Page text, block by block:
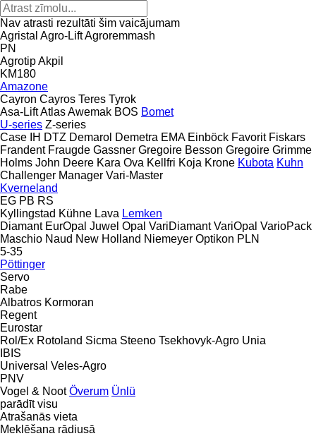
Nav atrasti rezultāti šim vaicājumam
Agristal Agro-LiftAgroremmash
PN
AgrotipAkpil
KM180
Amazone
Cayron Cayros Teres Tyrok
Asa-LiftAtlasAwemak BOS Bomet
U-series Z-series
Case IH DTZ Demarol Demetra EMA Einböck Favorit Fiskars
Frandent Fraugde Gassner Gregoire Besson Gregoire Grimme
Holms John Deere Kara Ova Kellfri Koja Krone Kubota Kuhn
Challenger Manager Vari-Master
Kverneland
EG PB RS
Kyllingstad Kühne Lava Lemken
Diamant EurOpal Juwel Opal VariDiamant VariOpal VarioPack
Maschio Naud New Holland Niemeyer Optikon PLN
5-35
Pöttinger
Servo
Rabe
Albatros Kormoran
Regent
Eurostar
Rol/Ex Rotoland Sicma Steeno Tsekhovyk-Agro Unia
IBIS
Universal Veles-Agro
PNV
Vogel & Noot Överum Ünlü
parādīt visu
Atrašanās vieta
Meklēšana rādiusā